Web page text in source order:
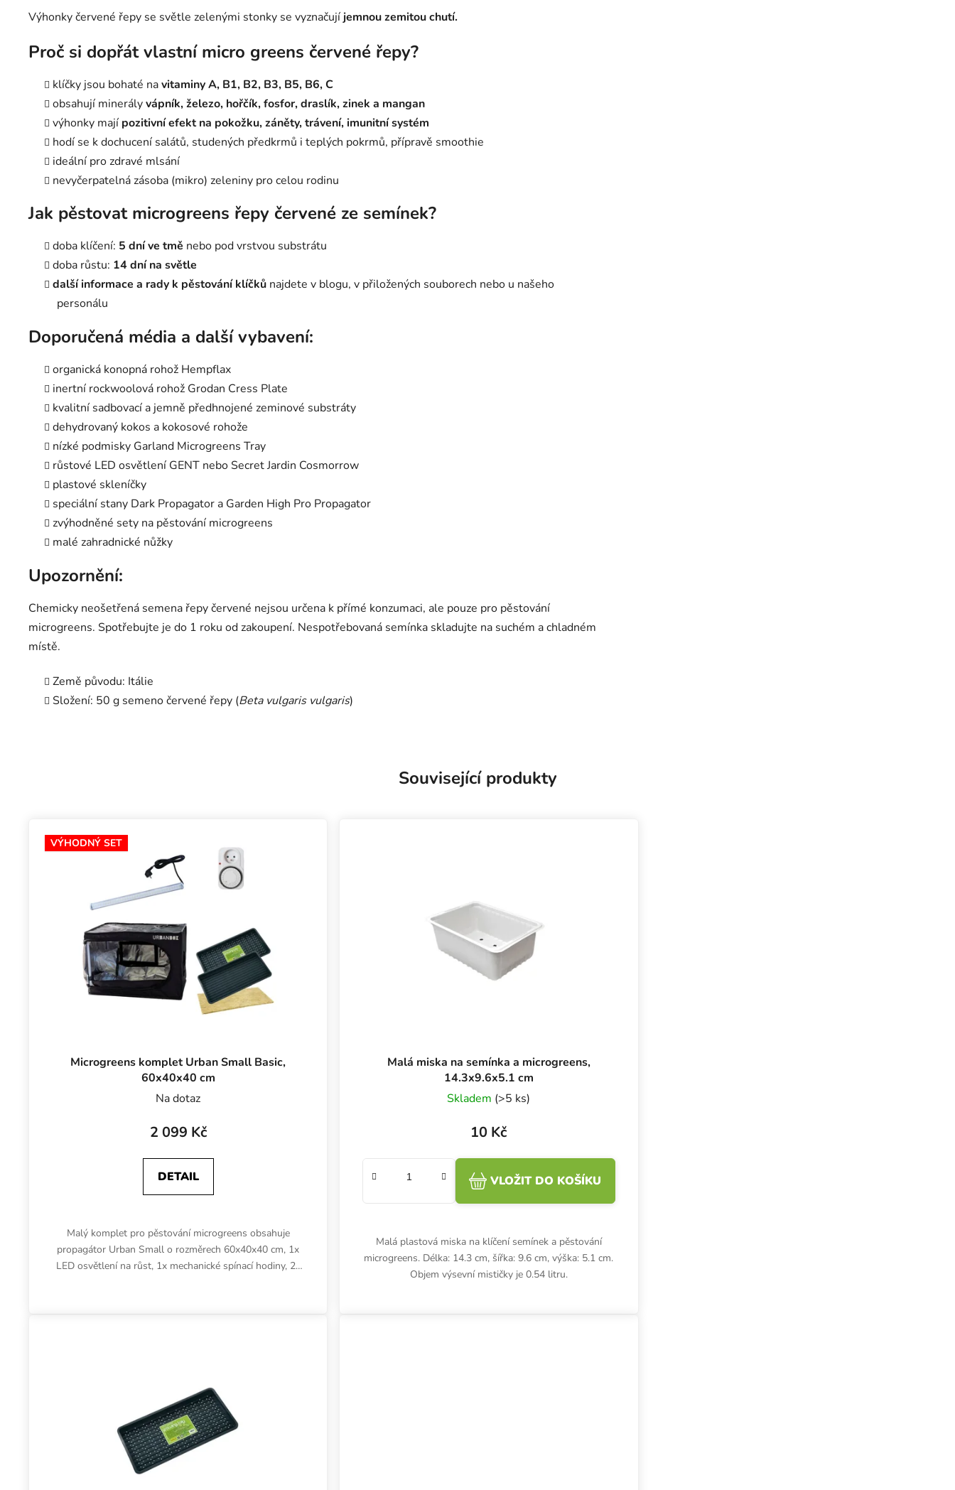
Výhonky červené řepy se světle zelenými stonky se vyznačují jemnou zemitou chutí.
Proč si dopřát vlastní micro greens červené řepy?
klíčky jsou bohaté navitaminy A, B1, B2, B3, B5, B6, C
obsahují minerályvápník, železo, hořčík, fosfor, draslík, zinek a mangan
výhonky mají pozitivní efekt na pokožku, záněty, trávení, imunitní systém
hodí se k dochucení salátů, studených předkrmů i teplých pokrmů, přípravě smoothie
ideální pro zdravé mlsání
nevyčerpatelná zásoba (mikro) zeleniny pro celou rodinu
Jak pěstovat microgreens řepy červené ze semínek?
doba klíčení: 5 dní ve tmě nebo pod vrstvou substrátu
doba růstu: 14 dní na světle
další informace a rady k pěstování klíčků najdete v blogu, v přiložených souborech nebo u našeho
personálu
Doporučená média a další vybavení:
organická konopná rohož Hempflax
inertní rockwoolová rohož Grodan Cress Plate
kvalitní sadbovací a jemně předhnojené zeminové substráty
dehydrovaný kokos a kokosové rohože
nízké podmisky Garland Microgreens Tray
růstové LED osvětlení GENT nebo Secret Jardin Cosmorrow
plastové skleníčky
speciální stany Dark Propagator a Garden High Pro Propagator
zvýhodněné sety na pěstování microgreens
malé zahradnické nůžky
Upozornění:
Chemicky neošetřená semena řepy červené nejsou určena k přímé konzumaci, ale pouze pro pěstování
microgreens. Spotřebujte je do 1 roku od zakoupení. Nespotřebovaná semínka skladujte na suchém a chladném
místě.
Země původu: Itálie
Složení: 50 g semeno červené řepy (Beta vulgaris vulgaris)
Související produkty
VÝHODNÝ SET
Microgreens komplet Urban Small Basic,
60x40x40 cm
Na dotaz
2 099 Kč
DETAIL
Malý komplet pro pěstování microgreens obsahuje
propagátor Urban Small o rozměrech 60x40x40 cm, 1x
LED osvětlení na růst, 1x mechanické spínací hodiny, 2x
Malá miska na semínka a microgreens,
14.3x9.6x5.1 cm
Skladem (>5 ks)
10 Kč
VLOŽIT DO KOŠÍKU
Malá plastová miska na klíčení semínek a pěstování
microgreens. Délka: 14.3 cm, šířka: 9.6 cm, výška: 5.1 cm.
Objem výsevní mističky je 0.54 litru.